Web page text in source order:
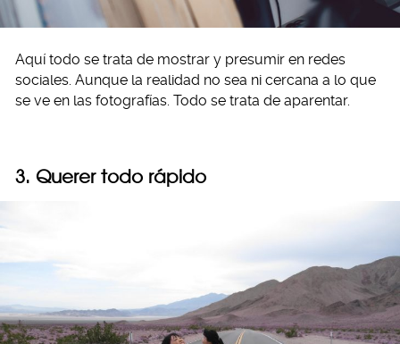
Aquí todo se trata de mostrar y presumir en redes
sociales. Aunque la realidad no sea ni cercana a lo que
se ve en las fotografías. Todo se trata de aparentar.
3. Querer todo rápido